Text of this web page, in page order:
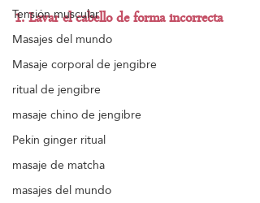
Tensión muscular
Masajes del mundo
Masaje corporal de jengibre
ritual de jengibre
masaje chino de jengibre
Pekín ginger ritual
masaje de matcha
masajes del mundo
1. Lavar el cabello de forma incorrecta